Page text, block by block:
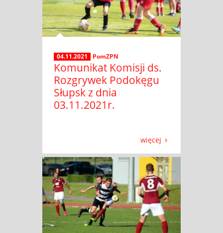
04.11.2021 PomZPN
Komunikat Komisji ds.
Rozgrywek Podokęgu
Słupsk z dnia
03.11.2021r.
więcej